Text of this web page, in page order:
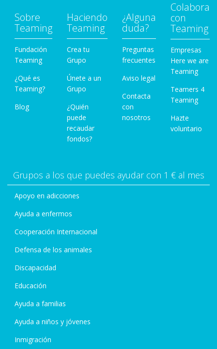
Sobre
Teaming
Fundación
Teaming
¿Qué es
Teaming?
Blog
Haciendo
Teaming
Crea tu
Grupo
Únete a un
Grupo
¿Quién
puede
recaudar
fondos?
¿Alguna
duda?
Preguntas
frecuentes
Aviso legal
Contacta
con
nosotros
Colabora
con
Teaming
Empresas
Here we are
Teaming
Teamers 4
Teaming
Hazte
voluntario
Grupos a los que puedes ayudar con 1 € al mes
Apoyo en adicciones
Ayuda a enfermos
Cooperación Internacional
Defensa de los animales
Discapacidad
Educación
Ayuda a familias
Ayuda a niños y jóvenes
Inmigración